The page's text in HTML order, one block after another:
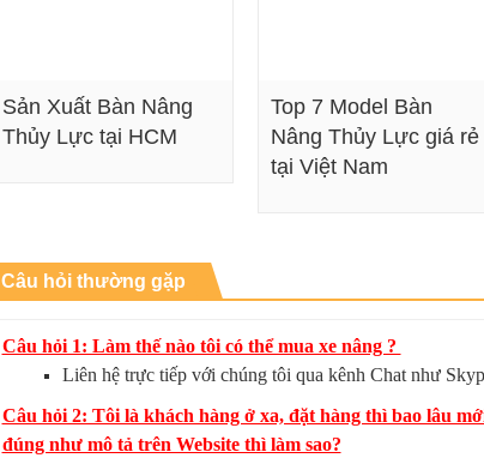
Sản Xuất Bàn Nâng
Thủy Lực tại HCM
Xem chi tiết
Top 7 Model Bàn
Nâng Thủy Lực giá rẻ
tại Việt Nam
Câu hỏi thường gặp
Câu hỏi 1: Làm thế nào tôi có thể mua xe nâng ?
Liên hệ trực tiếp với chúng tôi qua kênh Chat như
Câu hỏi 2: Tôi là khách hàng ở xa, đặt hàng thì bao lâu
đúng như mô tả trên Website thì làm sao?